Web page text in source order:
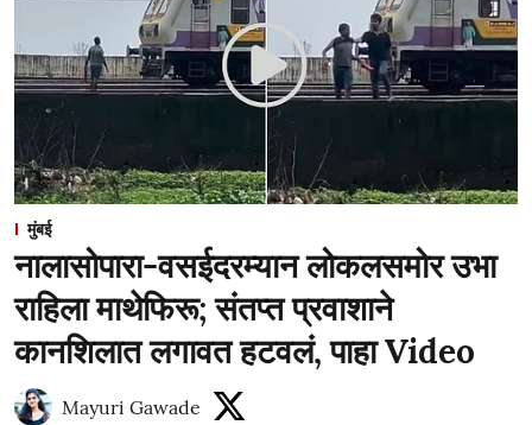
मुंबई
नालासोपारा-वसईदरम्यान लोकलसमोर उभा
राहिला माथेफिरू; संतप्त प्रवाशाने
कानशिलात लगावत हटवलं, पाहा Video
Mayuri Gawade